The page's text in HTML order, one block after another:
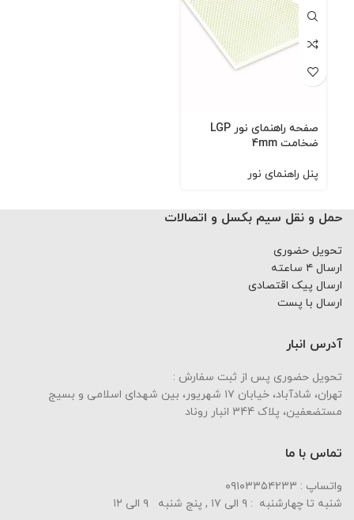
صفحه راهنمای نور LGP
ضخامت 4mm
پنل راهنمای نور
حمل و نقل سیم بکسل و اتصالات
تحویل حضوری
ارسال ۴ ساعته
ارسال پیک اقتصادی
ارسال با پست
آدرس انبار
تحویل حضوری پس از ثبت سفارش :
تهران، شادآباد، خیابان ١٧ شهریور، بین شهدای اسلامی و بسیج
مستضعفین، پلاک 344 انبار روناد
تماس با ما
واتساپ : ۰۹۱۰۳۳۵۴۲۳۳
شنبه تا چهارشنبه : ۹ الی ۱۷ , پنج شنبه ۹ الی ۱۲